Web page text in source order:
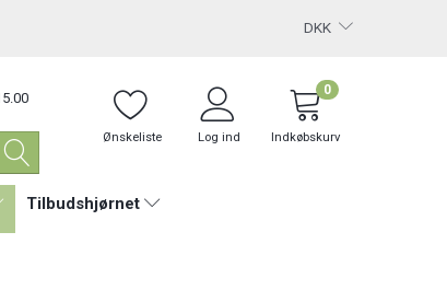
DKK
Ønskeliste Log ind Indkøbskurv
0
Tilbudshjørnet